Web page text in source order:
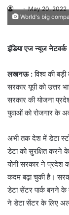
May 20, 2022
World's big
इंडिया एज न्यूज नेटवर्क
लखनऊ :विश्व की
सरकार यूपी को उत्तर
सरकार की योजना
युवाओं को रोजगार के
अभी तक देश में डेटा
डेटा को सुरक्षित करने
योगी सरकार ने प्रदेश
कदम बढ़ा चुकी है।
डेटा सेंटर पार्क बनने
ने डेटा सेंटर के लिए